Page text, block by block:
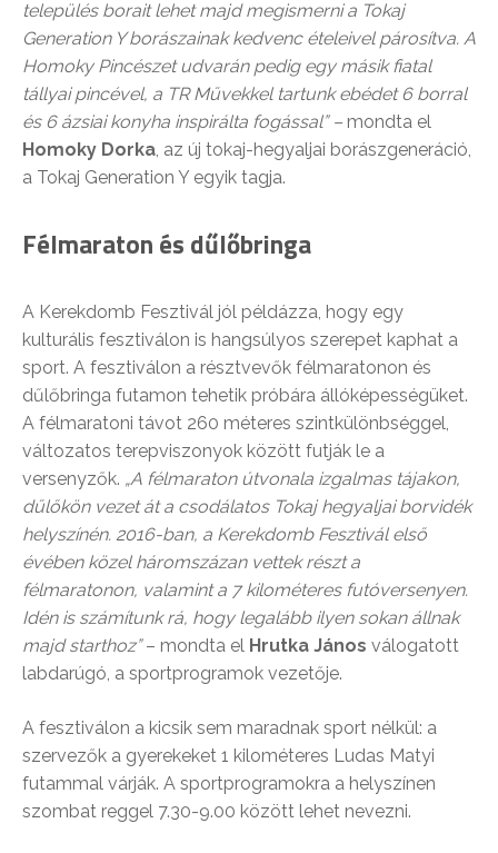
település borait lehet majd megismerni a Tokaj
Generation Y borászainak kedvenc ételeivel párosítva. A
Homoky Pincészet udvarán pedig egy másik fiatal
tállyai pincével, a TR Művekkel tartunk ebédet 6 borral
és 6 ázsiai konyha inspirálta fogással” – mondta el
Homoky Dorka , az új tokaj-hegyaljai borászgeneráció,
a Tokaj Generation Y egyik tagja.
Félmaraton és dűlőbringa
A Kerekdomb Fesztivál jól példázza, hogy egy
kulturális fesztiválon is hangsúlyos szerepet kaphat a
sport. A fesztiválon a résztvevők félmaratonon és
dűlőbringa futamon tehetik próbára állóképességüket.
A félmaratoni távot 260 méteres szintkülönbséggel,
változatos terepviszonyok között futják le a
versenyzők. „A félmaraton útvonala izgalmas tájakon,
dűlőkön vezet át a csodálatos Tokaj hegyaljai borvidék
helyszínén. 2016-ban, a Kerekdomb Fesztivál első
évében közel háromszázan vettek részt a
félmaratonon, valamint a 7 kilométeres futóversenyen.
Idén is számítunk rá, hogy legalább ilyen sokan állnak
majd starthoz”– mondta el Hrutka János válogatott
labdarúgó, a sportprogramok vezetője.
A fesztiválon a kicsik sem maradnak sport nélkül: a
szervezők a gyerekeket 1 kilométeres Ludas Matyi
futammal várják. A sportprogramokra a helyszínen
szombat reggel 7.30-9.00 között lehet nevezni.